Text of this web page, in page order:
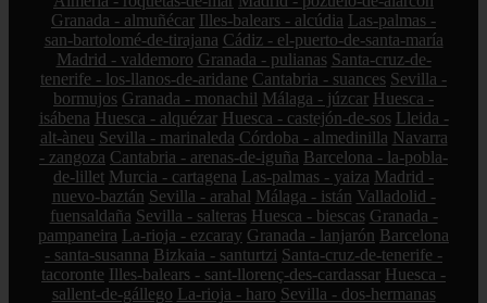
Granada - almuñécar Illes-balears - alcúdia Las-palmas -
san-bartolomé-de-tirajana Cádiz - el-puerto-de-santa-maría
Madrid - valdemoro Granada - pulianas Santa-cruz-de-
tenerife - los-llanos-de-aridane Cantabria - suances Sevilla -
bormujos Granada - monachil Málaga - júzcar Huesca -
isábena Huesca - alquézar Huesca - castejón-de-sos Lleida -
alt-àneu Sevilla - marinaleda Córdoba - almedinilla Navarra
- zangoza Cantabria - arenas-de-iguña Barcelona - la-pobla-
de-lillet Murcia - cartagena Las-palmas - yaiza Madrid -
nuevo-baztán Sevilla - arahal Málaga - istán Valladolid -
fuensaldaña Sevilla - salteras Huesca - biescas Granada -
pampaneira La-rioja - ezcaray Granada - lanjarón Barcelona
- santa-susanna Bizkaia - santurtzi Santa-cruz-de-tenerife -
tacoronte Illes-balears - sant-llorenç-des-cardassar Huesca -
sallent-de-gállego La-rioja - haro Sevilla - dos-hermanas